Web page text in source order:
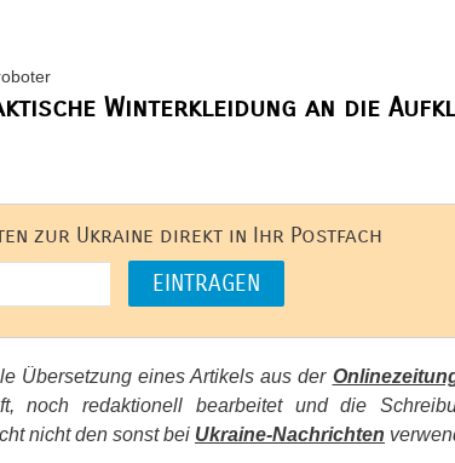
Winterkleidung an die
zur Ukraine direkt in Ihr Postfach
Übersetzung eines Artikels aus der
noch redaktionell bearbeitet und die
nicht den sonst bei Ukraine-Nachrichten